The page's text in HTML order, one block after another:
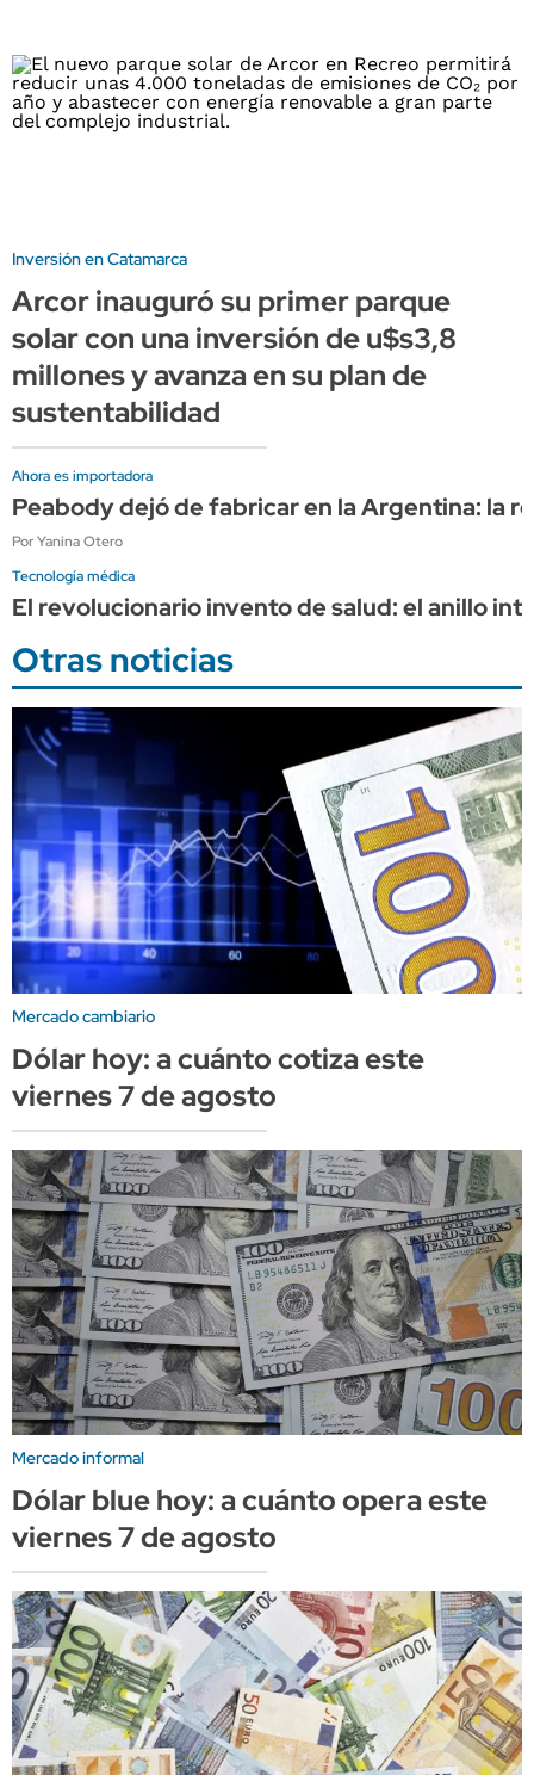
Inversión en Catamarca
Arcor inauguró su primer parque
solar con una inversión de u$s3,8
millones y avanza en su plan de
sustentabilidad
Ahora es importadora
Peabody dejó de fabricar en la Argentina: la
Por Yanina Otero
Tecnología médica
El revolucionario invento de salud: el anillo
Otras noticias
Mercado cambiario
Dólar hoy: a cuánto cotiza este
viernes 7 de agosto
Mercado informal
Dólar blue hoy: a cuánto opera este
viernes 7 de agosto